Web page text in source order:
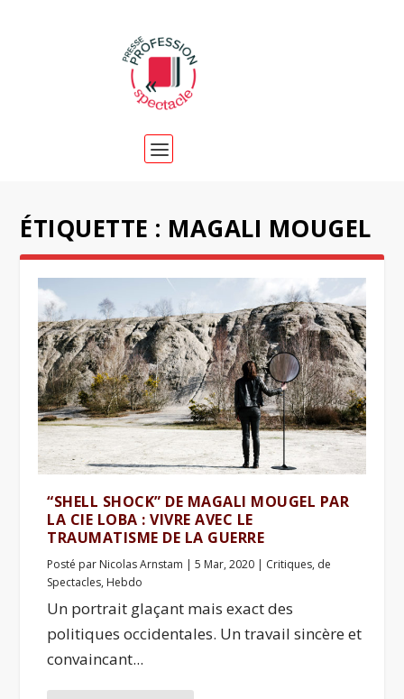
ÉTIQUETTE : MAGALI MOUGEL
“SHELL SHOCK” DE MAGALI MOUGEL PAR
LA CIE LOBA : VIVRE AVEC LE
TRAUMATISME DE LA GUERRE
Posté par Nicolas Arnstam |5 Mar, 2020 | Critiques, de
Spectacles, Hebdo
Un portrait glaçant mais exact des
politiques occidentales. Un travail sincère et
convaincant...